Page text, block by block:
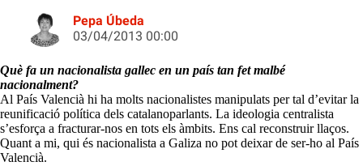
Pepa Úbeda
03/04/2013 00:00
Què fa un nacionalista gallec en un país tan fet malbé
nacionalment?
Al País Valencià hi ha molts nacionalistes manipulats per tal d’evitar la
reunificació política dels catalanoparlants. La ideologia centralista
s’esforça a fracturar-nos en tots els àmbits. Ens cal reconstruir llaços.
Quant a mi, qui és nacionalista a Galiza no pot deixar de ser-ho al País
Valencià.